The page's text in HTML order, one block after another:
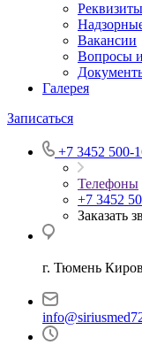
Реквизиты
Вакансии
Вопросы
Галерея
Записаться
+7 3452 500-
Телефоны
+7 3452
Заказать
г. Тюмень